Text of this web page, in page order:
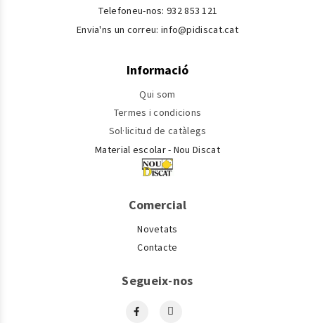
Telefoneu-nos:932 853 121
Envia'ns un correu: info@pidiscat.cat
Informació
Qui som
Termes i condicions
Sol·licitud de catàlegs
Material escolar - Nou Discat
Comercial
Novetats
Contacte
Segueix-nos